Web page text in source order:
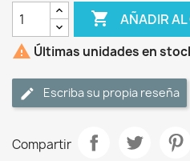
 AÑADIR
 Últimas unidades en
Escriba su propia reseña
Compartir